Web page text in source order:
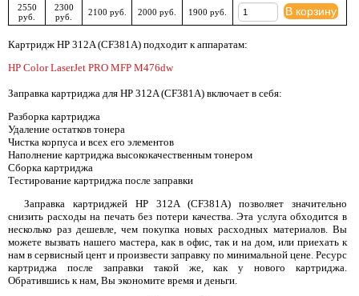
2550
руб.
2300
руб.
2100 руб. 2000 руб. 1900 руб. В корзину
Картридж HP 312A (CF381A) подходит к аппаратам:
HP Color LaserJet PRO MFP M476dw
Заправка картриджа для HP 312A (CF381A) включает в себя:
Разборка картриджа
Удаление остатков тонера
Чистка корпуса и всех его элементов
Наполнение картриджа высококачественным тонером
Сборка картриджа
Тестирование картриджа после заправки
Заправка картриджей HP 312A (CF381A) позволяет значительно
снизить расходы на печать без потери качества. Эта услуга обходится в
несколько раз дешевле, чем покупка новых расходных материалов. Вы
можете вызвать нашего мастера, как в офис, так и на дом, или приехать к
нам в сервисный цент и произвести заправку по минимальной цене. Ресурс
картриджа после заправки такой же, как у нового картриджа.
Обратившись к нам, Вы экономите время и деньги.